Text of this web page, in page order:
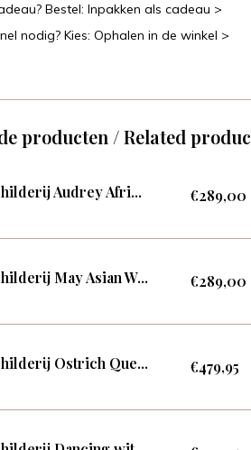
Bestel: Inpakken als cadeau >
nodig? Kies: Ophalen in de winkel >
producten / Related
Audrey Afri... €289,00
May Asian W... €289,00
Ostrich Que... €479,95